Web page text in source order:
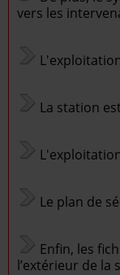
vers les
La station
Le plan de
Enfin, les
l’extérieur de la